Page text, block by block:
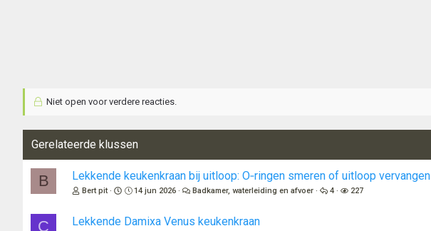
Niet open voor verdere reacties.
Gerelateerde klussen
B Lekkende keukenkraan bij uitloop: O‑ringen smeren of uitloop vervangen
Bert pit 14 jun 2026 Badkamer, waterleiding en afvoer 4 227
C Lekkende Damixa Venus keukenkraan